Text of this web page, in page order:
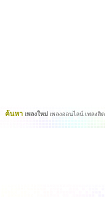
ค้นหา เพลงใหม่ เพลงออนไลน์ เพลงฮิต